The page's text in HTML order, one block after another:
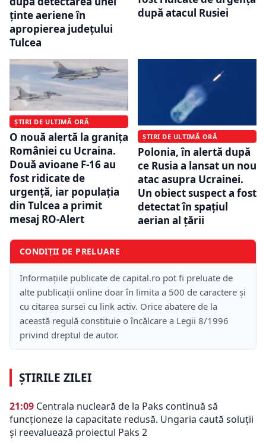
ținte aeriene în
apropierea județului
Tulcea
după atacul Rusiei
ȘTIRI DE ULTIMĂ ORĂ
O nouă alertă la granița
României cu Ucraina.
Două avioane F-16 au
fost ridicate de
urgență, iar populația
din Tulcea a primit
mesaj RO-Alert
ȘTIRI DE ULTIMĂ ORĂ
Polonia, în alertă după
ce Rusia a lansat un nou
atac asupra Ucrainei.
Un obiect suspect a fost
detectat în spațiul
aerian al țării
CONDIȚII DE PRELUARE
Informațiile publicate de capital.ro pot fi preluate de
alte publicații online doar în limita a 500 de caractere și
cu citarea sursei cu link activ. Orice abatere de la
această regulă constituie o încălcare a Legii 8/1996
privind dreptul de autor.
ȘTIRILE ZILEI
21:09 Centrala nucleară de la Paks continuă să
funcționeze la capacitate redusă. Ungaria caută soluții
și reevaluează proiectul Paks 2